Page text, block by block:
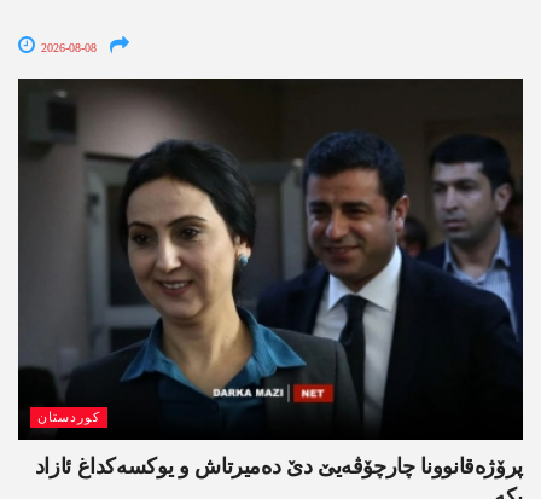
2026-08-08
کوردستان
پرۆژەقانوونا چارچۆڤەیێ دێ دەمیرتاش و یوکسەکداغ ئازاد